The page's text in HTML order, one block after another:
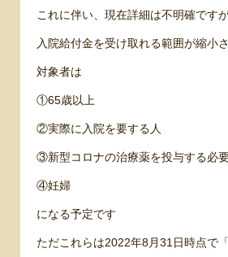
これに伴い、現在詳細は不明確です
入院給付金を受け取れる範囲が縮小
対象者は
①65歳以上
②実際に入院を要する人
③新型コロナの治療薬を投与する必
④妊婦
になる予定です
ただこれらは2022年8月31日時点で